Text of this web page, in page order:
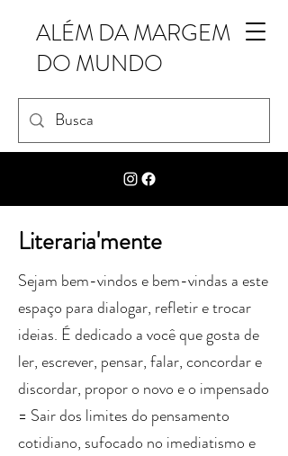
ALÉM DA MARGEM
DO MUNDO
Literaria'mente
Sejam bem-vindos e bem-vindas a este
espaço para dialogar, refletir e trocar
ideias. É dedicado a você que gosta de
ler, escrever, pensar, falar, concordar e
discordar, propor o novo e o impensado
= Sair dos limites do pensamento
cotidiano, sufocado no imediatismo e